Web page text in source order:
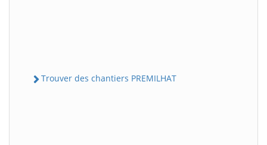
Trouver des chantiers PREMILHAT